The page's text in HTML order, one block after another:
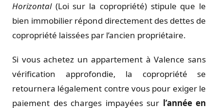
Horizontal(Loi sur la copropriété) stipule que le
bien immobilier répond directement des dettes de
copropriété laissées par l’ancien propriétaire.
Si vous achetez un appartement à Valence sans
vérification approfondie, la copropriété se
retournera légalement contre vous pour exiger le
paiement des charges impayées sur l’année en